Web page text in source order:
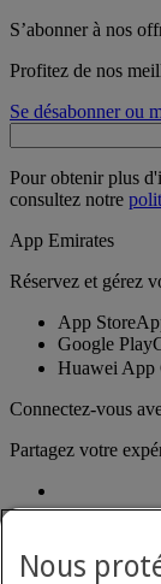
S’abonner à nos
Profitez de nos
Se désabonner ou
Pour obtenir plus
consultez notre
App Emirates
Réservez et gérez
App Store
Google Play
Huawei App
Connectez-vous
Partagez votre
Nous